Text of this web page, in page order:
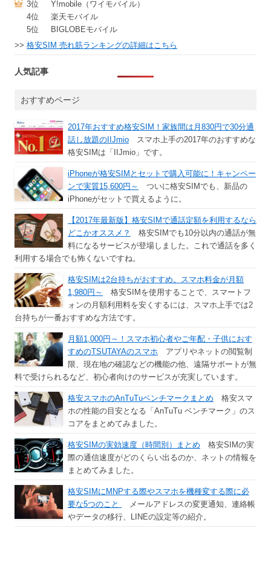
3位
Y!mobile（ワイモバイル）
4位
楽天モバイル
5位
BIGLOBEモバイル
>> 格安SIM 売れ筋ランキングの詳細はこちら
人気記事
おすすめページ
2017年おすすめ格安SIM！家族間は月830円で30分通
話し放題のIIJmio スマホ上手の2017年のおすすめな
格安SIMは「IIJmio」です。
iPhoneが格安SIMとセットで購入可能に！キャンペー
ンで実質15,600円～
ついに格安SIMでも、新品の
iPhoneがセットで買えるように。
【2017年最新版】格安SIMで通話定額を利用するなら
どこかオススメ？
格安SIMでも10分以内の通話が無
料になるサービスが登場しました。これで通話を多く
利用する場合でも怖くないですね。
格安SIMは2台持ちがおすすめ。スマホ料金が月額
1,980円～
格安SIMを使用することで、スマートフ
ォンの月額利用料を安くするには、スマホ上手では2
台持ちが一番おすすめな方法です。
月額1,000円～！スマホ初心者やご年配・子供におす
すめのTSUTAYAのスマホ アプリやネットの閲覧制
限、現在地の確認などの機能の他、遠隔サポートが無
料で受けられるなど、初心者向けのサービスが充実しています。
格安スマホのAnTuTuベンチマークまとめ 格安スマ
ホの性能の目安となる「AnTuTu ベンチマーク」のス
コアをまとめてみました。
格安SIMの実効速度（時間別）まとめ 格安SIMの実
際の通信速度がどのくらい出るのか、ネットの情報を
まとめてみました。
格安SIMにMNPする際やスマホを機種変する際に必
要な5つのこと
メールアドレスの変更通知、連絡帳
やデータの移行、LINEの設定等の紹介。